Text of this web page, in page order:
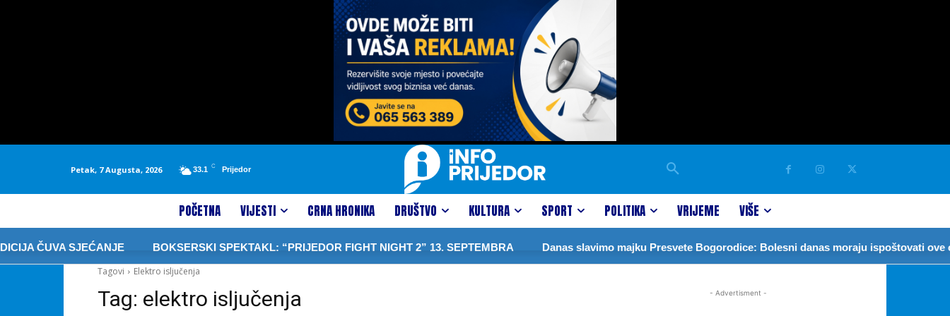
Petak, 7 Augusta, 2026 33.1 C Prijedor
POČETNA VIJESTI CRNA HRONIKA DRUŠTVO KULTURA SPORT POLITIKA VRIJEME VIŠE
ČUVA SJEĆANJE BOKSERSKI SPEKTAKL: “PRIJEDOR FIGHT NIGHT 2” 13. SEPTEMBRA
Danas slavimo majku Presvete Bogorodice: Bolesni danas moraju ispoštovati ove
Tagovi
Elektro isljučenja
Tag: elektro isljučenja - Advertisment -